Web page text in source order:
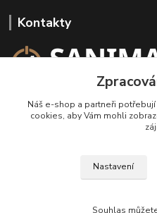
Kontakty
+420 602 647 136
(Po-Pá, 9-18 hod.)
Náš e-shop a partneři potřebují
cookies, aby Vám mohli
Nastavení
Souhlas